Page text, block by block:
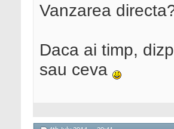
Vanzarea
Daca ai timp,
sau ceva